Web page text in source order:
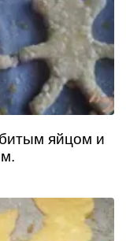
яйцом и